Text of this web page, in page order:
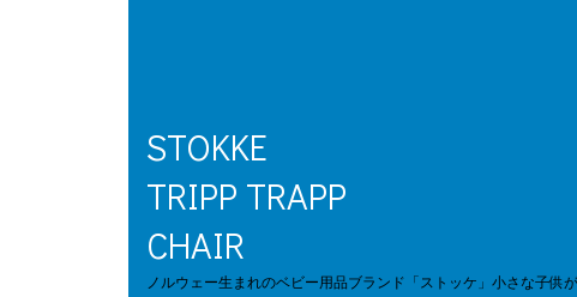
STOKKE
TRIPP TRAPP
CHAIR
ノルウェー生まれのベビー用品ブランド「ストッケ」小さな子供